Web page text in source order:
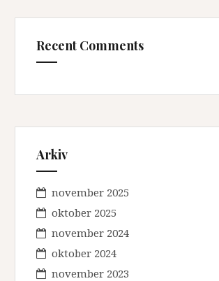
Recent Comments
Arkiv
november 2025
oktober 2025
november 2024
oktober 2024
november 2023